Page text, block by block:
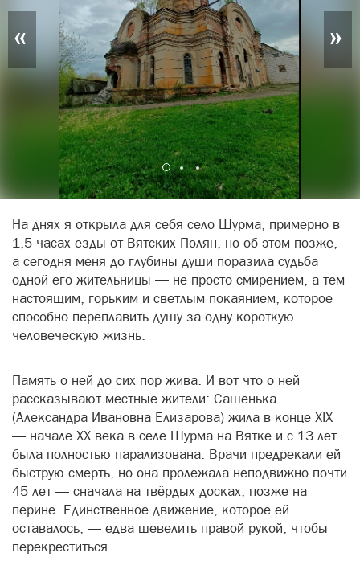
« »
На днях я открыла для себя село Шурма, примерно в
1,5 часах езды от Вятских Полян, но об этом позже,
а сегодня меня до глубины души поразила судьба
одной его жительницы — не просто смирением, а тем
настоящим, горьким и светлым покаянием, которое
способно переплавить душу за одну короткую
человеческую жизнь.
Память о ней до сих пор жива. И вот что о ней
рассказывают местные жители: Сашенька
(Александра Ивановна Елизарова) жила в конце XIX
— начале XX века в селе Шурма на Вятке и с 13 лет
была полностью парализована. Врачи предрекали ей
быструю смерть, но она пролежала неподвижно почти
45 лет — сначала на твёрдых досках, позже на
перине. Единственное движение, которое ей
оставалось, — едва шевелить правой рукой, чтобы
перекреститься.